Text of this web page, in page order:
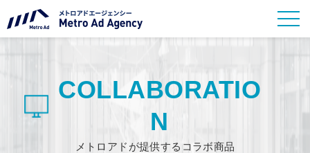
COLLABORATIO
N
メトロアドが提供するコラボ商品